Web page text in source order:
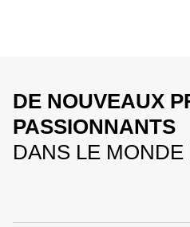
DE NOUVEAUX
PASSIONNANTS
DANS LE MONDE